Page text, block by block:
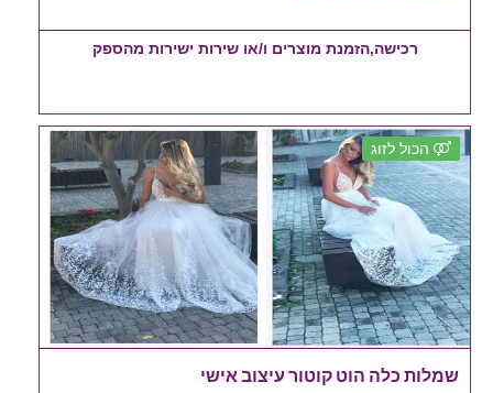
רכישה,הזמנת מוצרים ו/או שירות ישירות מהספק
הכול לזוג
שמלות כלה הוט קוטור עיצוב אישי